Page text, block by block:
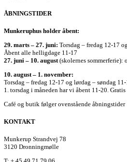
ÅBNINGSTIDER
Munkeruphus holder åbent:
29. marts – 27. juni: Torsdag – fredag 12-17
Åbent alle helligdage 11-17
27. juni – 10. august (skolernes sommerferie):
10. august – 1. november:
Torsdag – fredag 12-17 og lørdag – søndag 11-
1. torsdag i måneden har vi åbent 11-20.
Café og butik følger ovenstående åbningstider
KONTAKT
Munkerup Strandvej 78
3120 Dronningmølle